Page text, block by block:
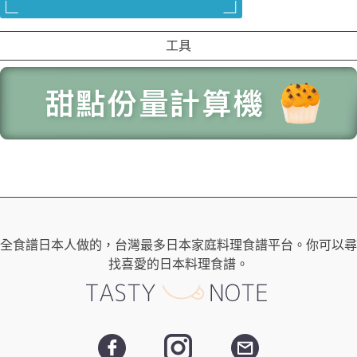
工具
全食譜日本人做的，台灣最多日本家庭料理食譜平台。你可以尋
找喜愛的日本料理食譜。